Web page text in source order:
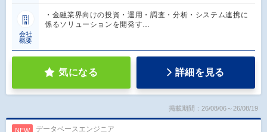
会社
概要
・金融業界向けの投資・運用・調査・分析・システム連携に
係るソリューションを開発す…
気になる 詳細を見る
掲載期間：26/08/06～26/08/19
NEW データベースエンジニア